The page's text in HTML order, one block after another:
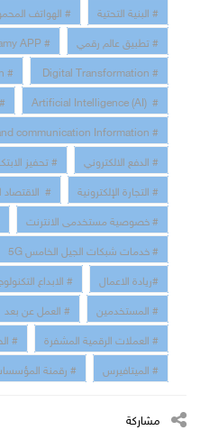
# البنية التحتية
# الهواتف
# تطبيق عالم رقمي
# Alam Rakamy APP
# Digital Transformation
# innovation
# Artificial Intelligence (AI)
# technology and communication Information
# الدفع الالكتروني
# تحفيز
# التجارة الإلكترونية
# الاقتصاد
# خصوصية مستخدمى الانترنت
# خدمات شبكات الجيل الخامس 5G
#ريادة الاعمال
# الابداع التكنولوجي
# المستخدمين
# العمل عن بعد
# العملات الرقمية المشفرة
#
# الميتافيرس
# رقمنة
مشاركة